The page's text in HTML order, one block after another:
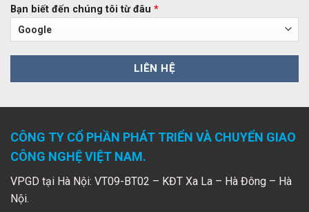
Bạn biết đến chúng tôi từ đâu *
CÔNG TY CỔ PHẦN PHÁT TRIỂN VÀ CHUYỂN GIAO
CÔNG NGHỆ VIỆT NAM.
VPGD tại Hà Nội: VT09-BT02 – KĐT Xa La – Hà Đông – Hà
Nội.